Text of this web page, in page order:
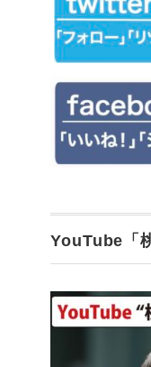
YouTube「